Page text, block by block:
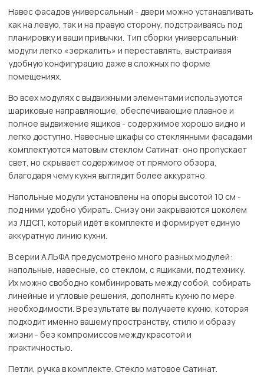
Навес фасадов универсальный - двери можно устанавливать
как на левую, так и на правую сторону, подстраиваясь под
планировку и ваши привычки. Тип сборки универсальный:
модули легко «зеркалить» и переставлять, выстраивая
удобную конфигурацию даже в сложных по форме
помещениях.
Во всех модулях с выдвижными элементами используются
шариковые направляющие, обеспечивающие плавное и
полное выдвижение ящиков - содержимое хорошо видно и
легко доступно. Навесные шкафы со стеклянными фасадами
комплектуются матовым стеклом Сатинат: оно пропускает
свет, но скрывает содержимое от прямого обзора,
благодаря чему кухня выглядит более аккуратно.
Напольные модули установлены на опоры высотой 10 см -
под ними удобно убирать. Снизу они закрываются цоколем
из ЛДСП, который идёт в комплекте и формирует единую
аккуратную линию кухни.
В серии АЛЬФА предусмотрено много разных модулей:
напольные, навесные, со стеклом, с ящиками, под технику.
Их можно свободно комбинировать между собой, собирать
линейные и угловые решения, дополнять кухню по мере
необходимости. В результате вы получаете кухню, которая
подходит именно вашему пространству, стилю и образу
жизни - без компромиссов между красотой и
практичностью.
Петли, ручка в комплекте. Стекло матовое Сатинат.